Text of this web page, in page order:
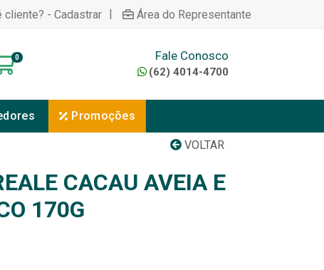
cliente? - Cadastrar | Área do Representante
0 Fale Conosco
(62) 4014-4700
Promoções
VOLTAR
CACAU AVEIA E
170G